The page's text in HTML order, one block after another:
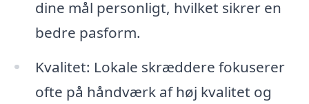
dine mål personligt, hvilket sikrer en
bedre pasform.
Kvalitet: Lokale skræddere fokuserer
ofte på håndværk af høj kvalitet og